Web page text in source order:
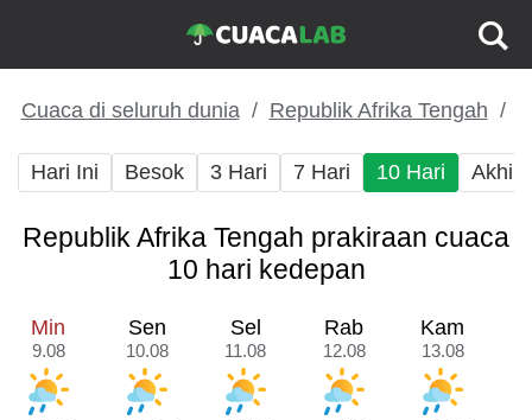
Cuaca di seluruh dunia Republik Afrika Tengah
Hari Ini Besok 3 Hari 7 Hari 10 Hari Akhir
Republik Afrika Tengah prakiraan cuaca
10 hari kedepan
Min
9.08
Sen
10.08
Sel
11.08
Rab
12.08
Kam
13.08